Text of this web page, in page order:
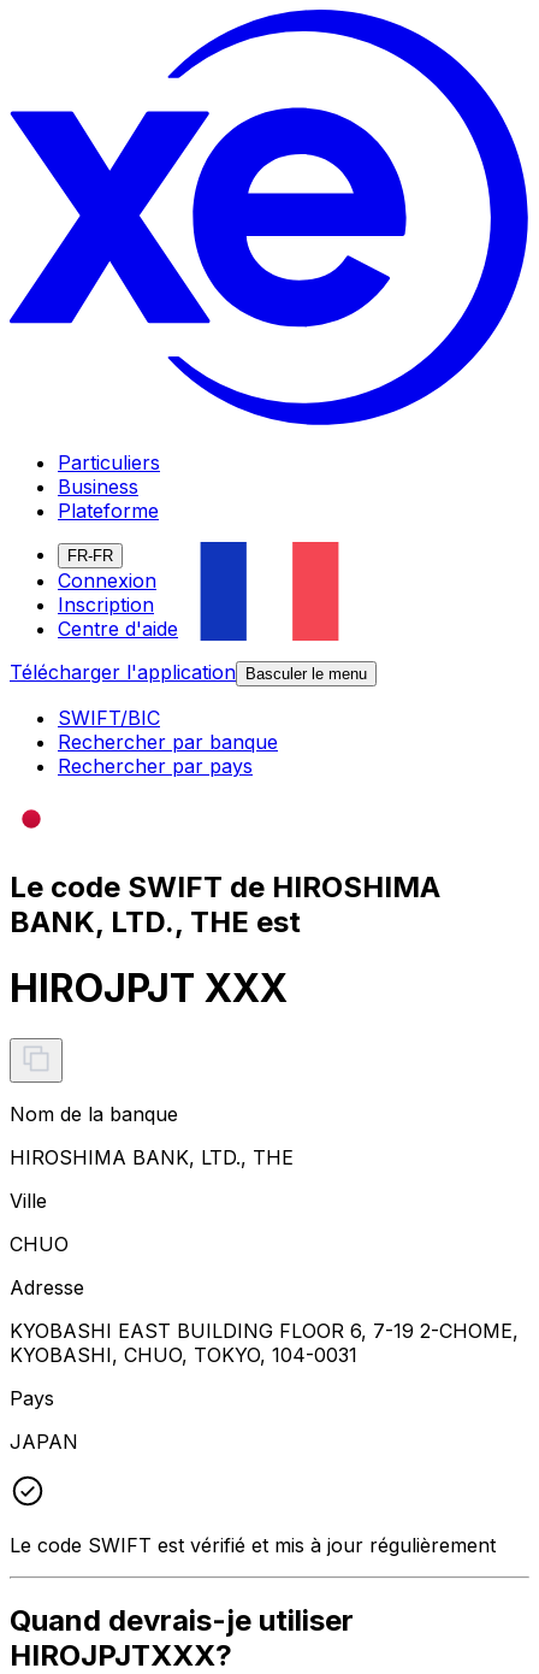
Particuliers
Business
Plateforme
FR-FR
Connexion
Inscription
Centre d'aide
Télécharger l'application
Basculer le menu
SWIFT/BIC
Rechercher par banque
Rechercher par pays
Le code SWIFT de HIROSHIMA
BANK, LTD., THE est
HIROJPJT XXX
Nom de la banque
HIROSHIMA BANK, LTD., THE
Ville
CHUO
Adresse
KYOBASHI EAST BUILDING FLOOR 6, 7-19 2-CHOME,
KYOBASHI, CHUO, TOKYO, 104-0031
Pays
JAPAN
Le code SWIFT est vérifié et mis à jour régulièrement
Quand devrais-je utiliser
HIROJPJTXXX?